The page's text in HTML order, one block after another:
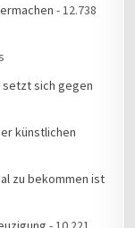
- 12.738
setzt sich gegen
künstlichen
zu bekommen ist